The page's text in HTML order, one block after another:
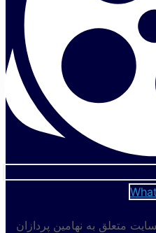
خرید
بسته
محاسبه
میانگین،
متعلق به نهامین پردازان